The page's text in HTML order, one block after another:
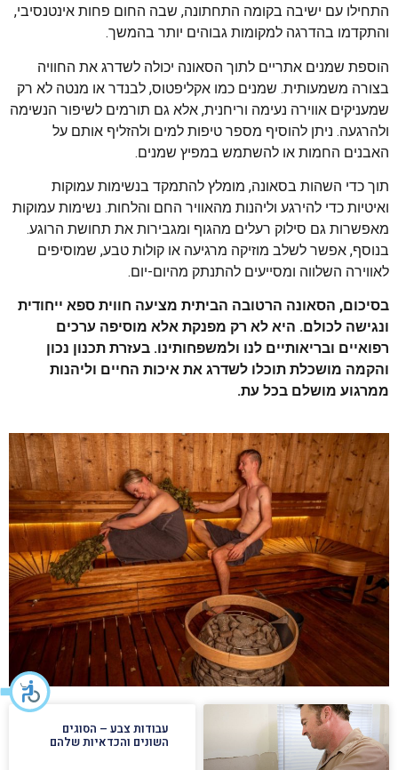
התחילו עם ישיבה בקומה התחתונה, שבה החום פחות אינטנסיבי,
והתקדמו בהדרגה למקומות גבוהים יותר בהמשך.
הוספת שמנים אתריים לתוך הסאונה יכולה לשדרג את החוויה
בצורה משמעותית. שמנים כמו אקליפטוס, לבנדר או מנטה לא רק
שמעניקים אווירה נעימה וריחנית, אלא גם תורמים לשיפור הנשימה
ולהרגעה. ניתן להוסיף מספר טיפות למים ולהזליף אותם על
האבנים החמות או להשתמש במפיץ שמנים.
תוך כדי השהות בסאונה, מומלץ להתמקד בנשימות עמוקות
ואיטיות כדי להירגע וליהנות מהאוויר החם והלחות. נשימות עמוקות
מאפשרות גם סילוק רעלים מהגוף ומגבירות את תחושת הרוגע.
בנוסף, אפשר לשלב מוזיקה מרגיעה או קולות טבע, שמוסיפים
לאווירה השלווה ומסייעים להתנתק מהיום-יום.
בסיכום, הסאונה הרטובה הביתית מציעה חווית ספא ייחודית
ונגישה לכולם. היא לא רק מפנקת אלא מוסיפה ערכים
רפואיים ובריאותיים לנו ולמשפחותינו. בעזרת תכנון נכון
והקמה מושכלת תוכלו לשדרג את איכות החיים וליהנות
ממרגוע מושלם בכל עת.
עבודות צבע – הסוגים
השונים והכדאיות שלהם